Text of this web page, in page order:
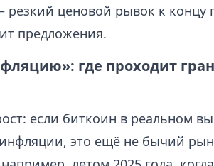
ценовой рывок к концу
предложения.
где проходит
если биткоин в реальном
это ещё не бычий